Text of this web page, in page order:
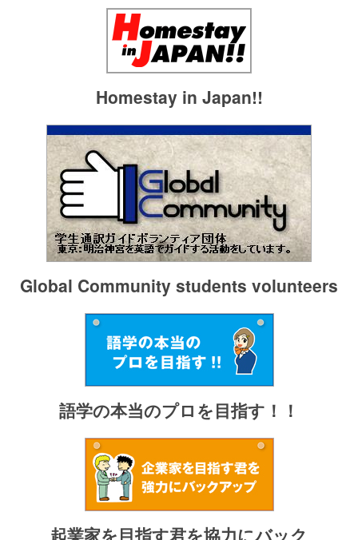
Homestay in Japan!!
Global Community students volunteers
語学の本当のプロを目指す！！
起業家を目指す君を協力にバック